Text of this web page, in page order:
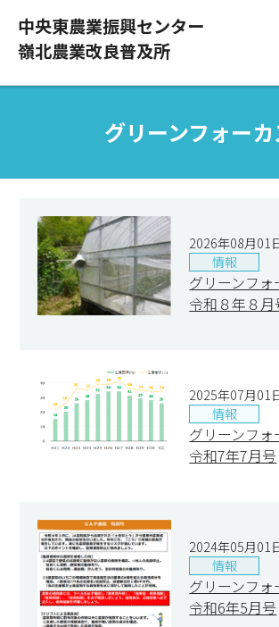
中央東農業振興センター
嶺北農業改良普及所
グリーンフォーカ
2026年08月01
情報
グリーンフ
令和８年８月
2025年07月01
情報
グリーンフ
令和7年7月号
2024年05月01
情報
グリーンフ
令和6年5月号